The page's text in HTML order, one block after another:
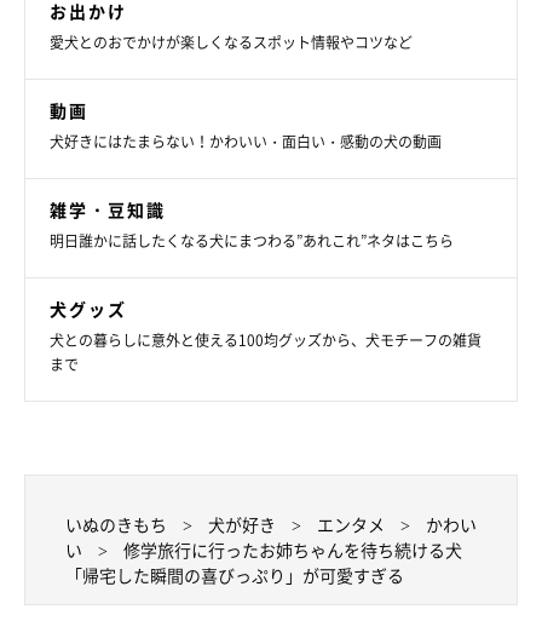
お出かけ
愛犬とのおでかけが楽しくなるスポット情報やコツなど
動画
犬好きにはたまらない！かわいい・面白い・感動の犬の動画
雑学・豆知識
明日誰かに話したくなる犬にまつわる”あれこれ”ネタはこちら
犬グッズ
犬との暮らしに意外と使える100均グッズから、犬モチーフの雑貨
まで
いぬのきもち 犬が好き エンタメ
かわい
い
修学旅行に行ったお姉ちゃんを待ち続ける犬
「帰宅した瞬間の喜びっぷり」が可愛すぎる